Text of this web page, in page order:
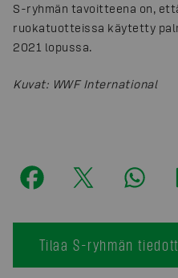
S-ryhmän tavoitteena on,
ruokatuotteissa käytetty
2021 lopussa.
Kuvat: WWF International
Tilaa S-ryhmän